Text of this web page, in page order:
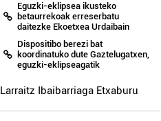
Eguzki-eklipsea ikusteko
betaurrekoak erreserbatu
daitezke Ekoetxea Urdaibain
Dispositibo berezi bat
koordinatuko dute Gaztelugatxen,
eguzki-eklipseagatik
Larraitz Ibaibarriaga Etxaburu